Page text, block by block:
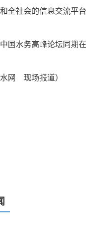
全社会的信息交流平台
水务高峰论坛同期在
现场报道）